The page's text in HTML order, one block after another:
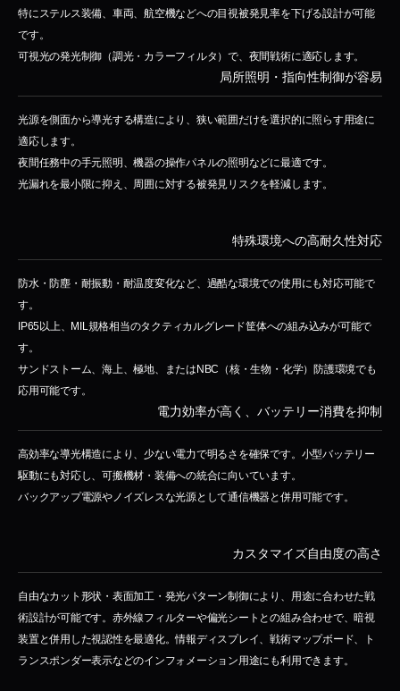
特にステルス装備、車両、航空機などへの目視被発見率を下げる設計が可能
です。
可視光の発光制御（調光・カラーフィルタ）で、夜間戦術に適応します。
局所照明・指向性制御が容易
光源を側面から導光する構造により、狭い範囲だけを選択的に照らす用途に
適応します。
夜間任務中の手元照明、機器の操作パネルの照明などに最適です。
光漏れを最小限に抑え、周囲に対する被発見リスクを軽減します。
特殊環境への高耐久性対応
防水・防塵・耐振動・耐温度変化など、過酷な環境での使用にも対応可能で
す。
IP65以上、MIL規格相当のタクティカルグレード筐体への組み込みが可能で
す。
サンドストーム、海上、極地、またはNBC（核・生物・化学）防護環境でも
応用可能です。
電力効率が高く、バッテリー消費を抑制
高効率な導光構造により、少ない電力で明るさを確保です。小型バッテリー
駆動にも対応し、可搬機材・装備への統合に向いています。
バックアップ電源やノイズレスな光源として通信機器と併用可能です。
カスタマイズ自由度の高さ
自由なカット形状・表面加工・発光パターン制御により、用途に合わせた戦
術設計が可能です。赤外線フィルターや偏光シートとの組み合わせで、暗視
装置と併用した視認性を最適化。情報ディスプレイ、戦術マップボード、ト
ランスポンダー表示などのインフォメーション用途にも利用できます。